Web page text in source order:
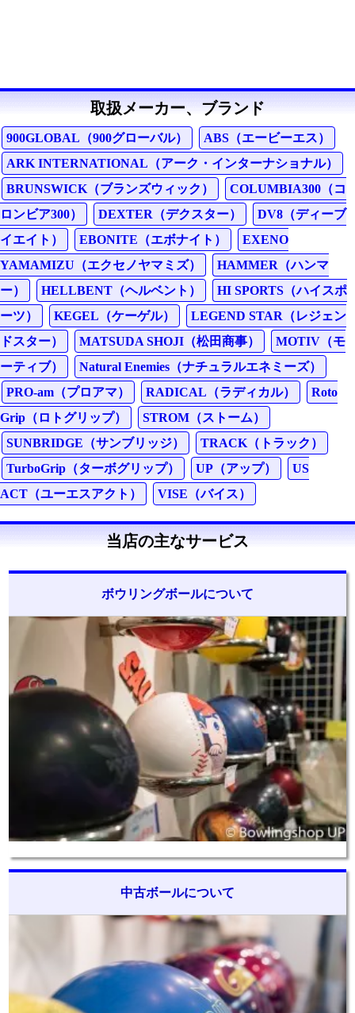
取扱メーカー、ブランド
900GLOBAL（900グローバル）
ABS（エービーエス）
ARK INTERNATIONAL（アーク・インターナショナル）
BRUNSWICK（ブランズウィック）
COLUMBIA300（コ
ロンビア300）
DEXTER（デクスター）
DV8（ディーブ
イエイト）
EBONITE（エボナイト）
EXENO
YAMAMIZU（エクセノヤマミズ）
HAMMER（ハンマ
ー）
HELLBENT（ヘルベント）
HI SPORTS（ハイスポ
ーツ）
KEGEL（ケーゲル）
LEGEND STAR（レジェン
ドスター）
MATSUDA SHOJI（松田商事）
MOTIV（モ
ーティブ）
Natural Enemies（ナチュラルエネミーズ）
PRO-am（プロアマ）
RADICAL（ラディカル）
Roto
Grip（ロトグリップ）
STROM（ストーム）
SUNBRIDGE（サンブリッジ）
TRACK（トラック）
TurboGrip（ターボグリップ）
UP（アップ）
US
ACT（ユーエスアクト）
VISE（バイス）
当店の主なサービス
ボウリングボールについて
中古ボールについて